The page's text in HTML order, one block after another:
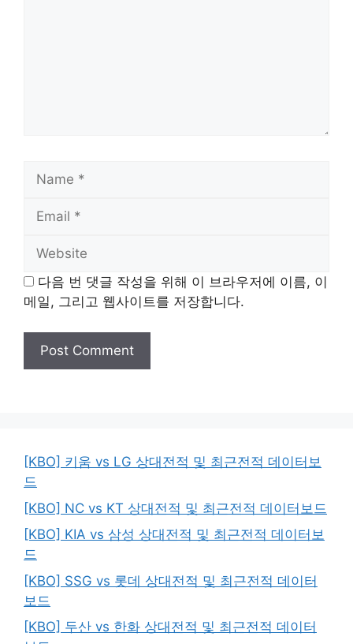
Name
Email
Website
다음 번 댓글 작성을 위해 이 브라우저에 이름, 이
메일, 그리고 웹사이트를 저장합니다.
[KBO] 키움 vs LG 상대전적 및 최근전적 데이터보
드
[KBO] NC vs KT 상대전적 및 최근전적 데이터보드
[KBO] KIA vs 삼성 상대전적 및 최근전적 데이터보
드
[KBO] SSG vs 롯데 상대전적 및 최근전적 데이터
보드
[KBO] 두산 vs 한화 상대전적 및 최근전적 데이터